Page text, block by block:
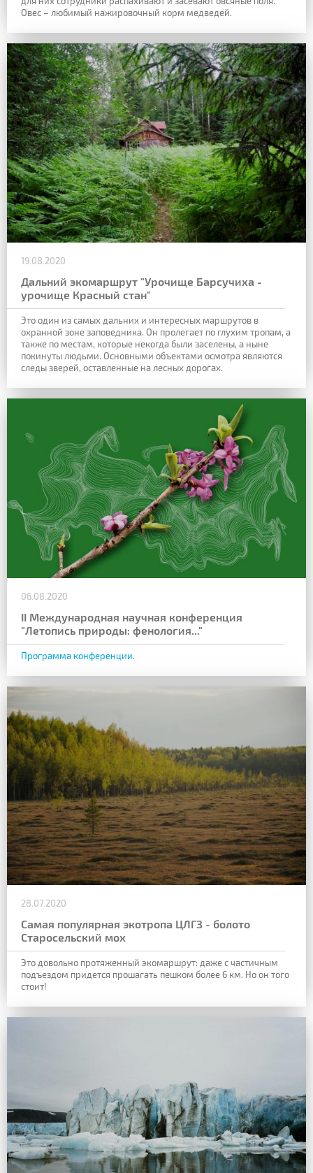
Овес – любимый нажировочный корм медведей.
19.08.2020
Дальний экомаршрут "Урочище Барсучиха -
урочище Красный стан"
Это один из самых дальних и интересных маршрутов в
охранной зоне заповедника. Он пролегает по глухим тропам, а
также по местам, которые некогда были заселены, а ныне
покинуты людьми. Основными объектами осмотра являются
следы зверей, оставленные на лесных дорогах.
06.08.2020
II Международная научная конференция
"Летопись природы: фенология..."
Программа конференции.
28.07.2020
Самая популярная экотропа ЦЛГЗ - болото
Старосельский мох
Это довольно протяженный экомаршрут: даже с частичным
подъездом придется прошагать пешком более 6 км. Но он того
стоит!